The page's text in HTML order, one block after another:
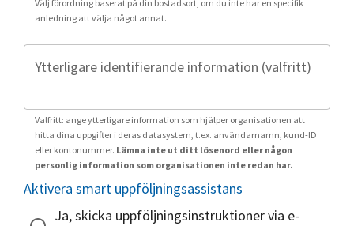
Välj förordning baserat på din bostadsort, om du inte har en specifik
anledning att välja något annat.
Ytterligare identifierande information (valfritt)
Valfritt: ange ytterligare information som hjälper organisationen att
hitta dina uppgifter i deras datasystem, t.ex. användarnamn, kund-ID
eller kontonummer. Lämna inte ut ditt lösenord eller någon
personlig information som organisationen inte redan har.
Aktivera smart uppföljningsassistans
Ja, skicka uppföljningsinstruktioner via e-